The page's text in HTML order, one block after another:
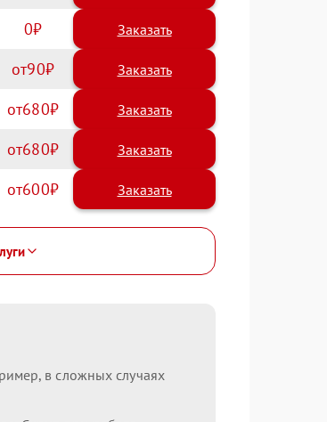
0 Заказать
90
680
680
600
в сложных случаях